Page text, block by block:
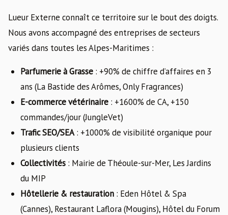
Lueur Externe connaît ce territoire sur le bout des doigts.
Nous avons accompagné des entreprises de secteurs
variés dans toutes les Alpes-Maritimes :
Parfumerie à Grasse : +90% de chiffre d’affaires en 3
ans (La Bastide des Arômes, Only Fragrances)
E-commerce vétérinaire : +1600% de CA, +150
commandes/jour (JungleVet)
Trafic SEO/SEA: +1000% de visibilité organique pour
plusieurs clients
Collectivités : Mairie de Théoule-sur-Mer, Les Jardins
du MIP
Hôtellerie & restauration : Eden Hôtel & Spa
(Cannes), Restaurant Laflora (Mougins), Hôtel du Forum